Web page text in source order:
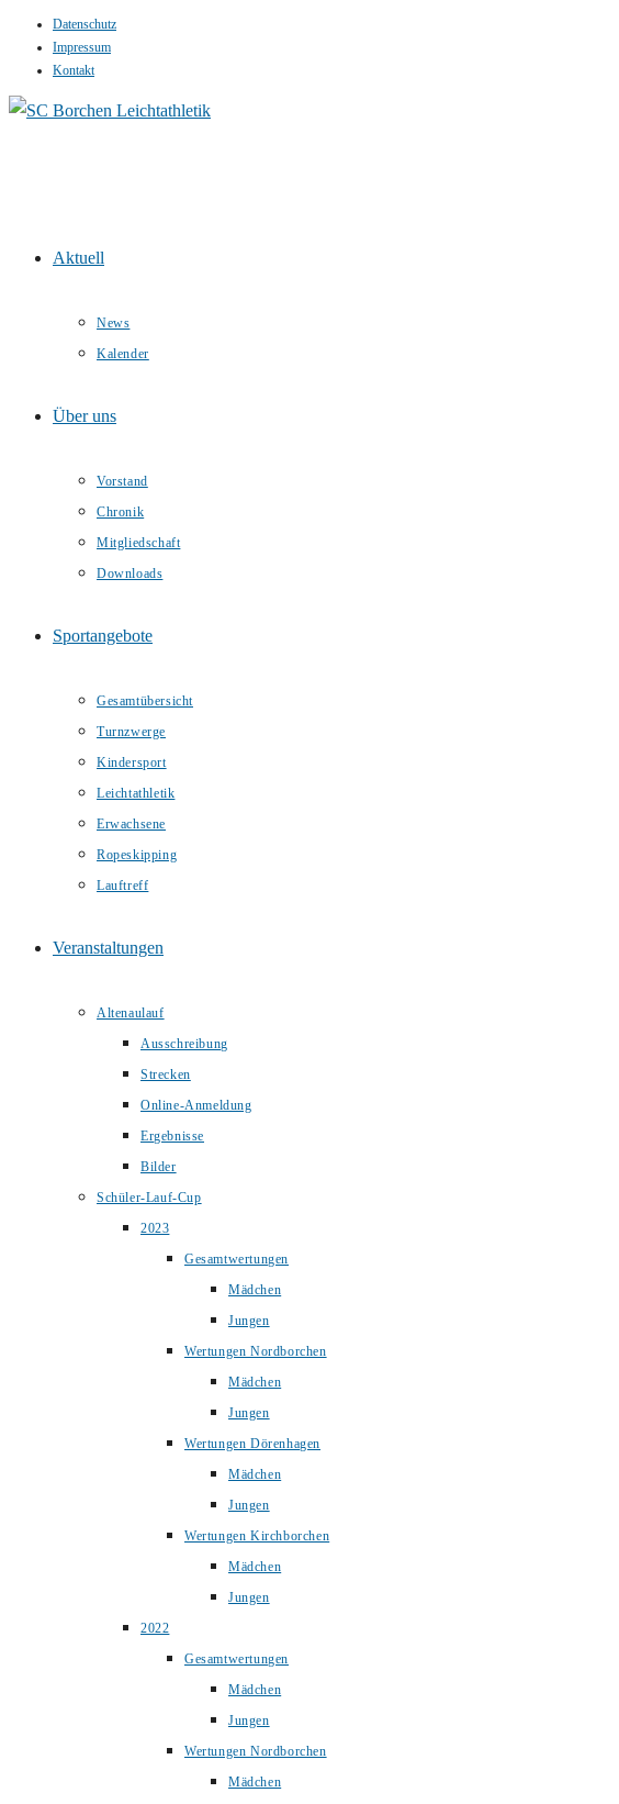
Zum
Datenschutz
Impressum
Kontakt
Aktuell
News
Kalender
Über uns
Vorstand
Chronik
Mitgliedschaft
Downloads
Sportangebote
Gesamtübersicht
Turnzwerge
Kindersport
Leichtathletik
Erwachsene
Ropeskipping
Lauftreff
Veranstaltungen
Altenaulauf
Ausschreibung
Strecken
Online-Anmeldung
Ergebnisse
Bilder
Schüler-Lauf-Cup
2023
Gesamtwertungen
Mädchen
Jungen
Wertungen Nordborchen
Mädchen
Jungen
Wertungen Dörenhagen
Mädchen
Jungen
Wertungen Kirchborchen
Mädchen
Jungen
2022
Gesamtwertungen
Mädchen
Jungen
Wertungen Nordborchen
Mädchen